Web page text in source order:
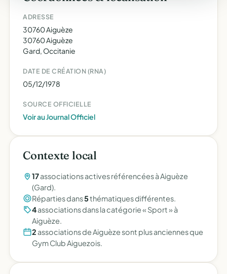
ADRESSE
30760 Aiguèze
30760 Aiguèze
Gard, Occitanie
DATE DE CRÉATION (RNA)
05/12/1978
SOURCE OFFICIELLE
Voir au Journal Officiel
Contexte local
17associations actives référencées à Aiguèze
(Gard).
Réparties dans5thématiques différentes.
4associations dans la catégorie « Sport » à
Aiguèze.
2 associations de Aiguèze sont plus anciennes que
Gym Club Aiguezois.